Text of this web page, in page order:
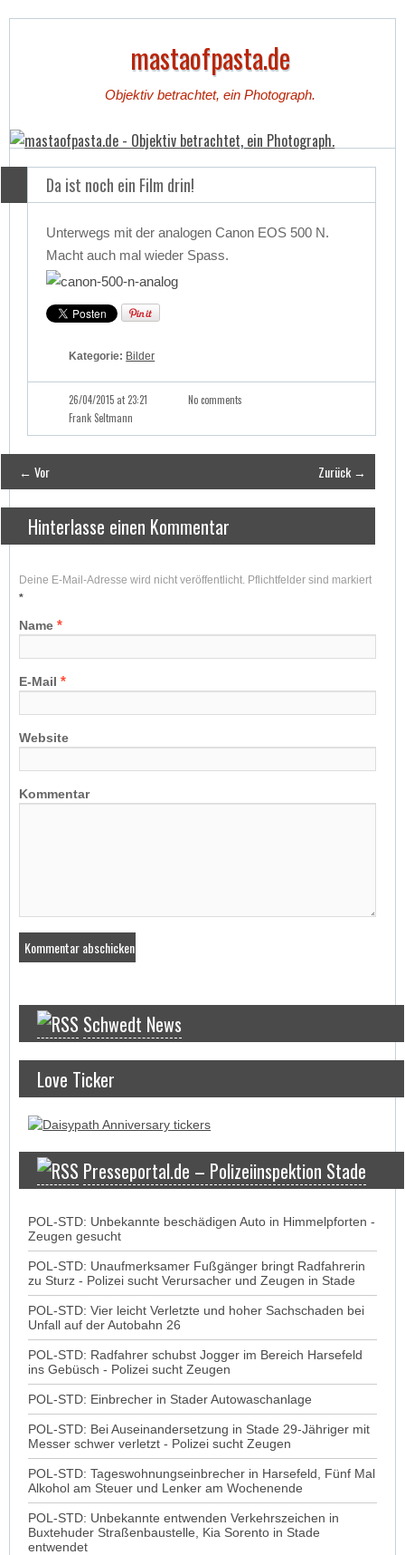
mastaofpasta.de
Objektiv betrachtet, ein Photograph.
Da ist noch ein Film drin!
Unterwegs mit der analogen Canon EOS 500 N.
Macht auch mal wieder Spass.
Kategorie: Bilder
26/04/2015 at 23:21
No comments
Frank Seltmann
← Vor Zurück →
Hinterlasse einen Kommentar
Deine E-Mail-Adresse wird nicht veröffentlicht. Pflichtfelder sind markiert
*
Name *
E-Mail *
Website
Kommentar
Schwedt News
Love Ticker
Presseportal.de – Polizeiinspektion Stade
POL-STD: Unbekannte beschädigen Auto in Himmelpforten -
Zeugen gesucht
POL-STD: Unaufmerksamer Fußgänger bringt Radfahrerin
zu Sturz - Polizei sucht Verursacher und Zeugen in Stade
POL-STD: Vier leicht Verletzte und hoher Sachschaden bei
Unfall auf der Autobahn 26
POL-STD: Radfahrer schubst Jogger im Bereich Harsefeld
ins Gebüsch - Polizei sucht Zeugen
POL-STD: Einbrecher in Stader Autowaschanlage
POL-STD: Bei Auseinandersetzung in Stade 29-Jähriger mit
Messer schwer verletzt - Polizei sucht Zeugen
POL-STD: Tageswohnungseinbrecher in Harsefeld, Fünf Mal
Alkohol am Steuer und Lenker am Wochenende
POL-STD: Unbekannte entwenden Verkehrszeichen in
Buxtehuder Straßenbaustelle, Kia Sorento in Stade
entwendet